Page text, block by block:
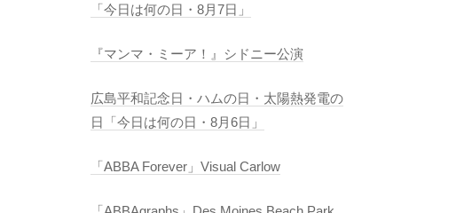
「今日は何の日・8月7日」
『マンマ・ミーア！』シドニー公演
広島平和記念日・ハムの日・太陽熱発電の
日「今日は何の日・8月6日」
「ABBA Forever」Visual Carlow